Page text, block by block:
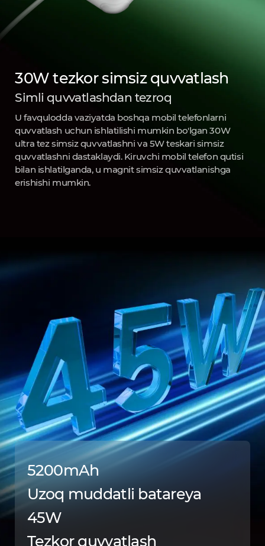
30W tezkor simsiz quvvatlash
Simli quvvatlashdan tezroq
U favqulodda vaziyatda boshqa mobil telefonlarni
quvvatlash uchun ishlatilishi mumkin bo'lgan 30W
ultra tez simsiz quvvatlashni va 5W teskari simsiz
quvvatlashni dastaklaydi. Kiruvchi mobil telefon qutisi
bilan ishlatilganda, u magnit simsiz quvvatlanishga
erishishi mumkin.
5200mAh
Uzoq muddatli batareya
45W
Tezkor quvvatlash